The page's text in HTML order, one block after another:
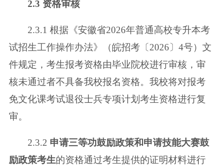
2.3 资格审核
2.3.1 根据《安徽省2026年普通高校专升本考
试招生工作操作办法》（皖招考〔2026〕4号）文
件规定，考生报考资格由毕业院校进行审核，审
核未通过者不具备我校报名资格。我校将对报考
免文化课考试退役士兵专项计划考生资格进行复
审。
2.3.2 申请三等功鼓励政策和申请技能大赛鼓
励政策考生的资格通过考生提供的证明材料进行